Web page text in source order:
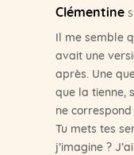
Clémentine
Il me semble
avait une
après. Une
que la tienne,
ne
Tu mets tes
j’imagine ?